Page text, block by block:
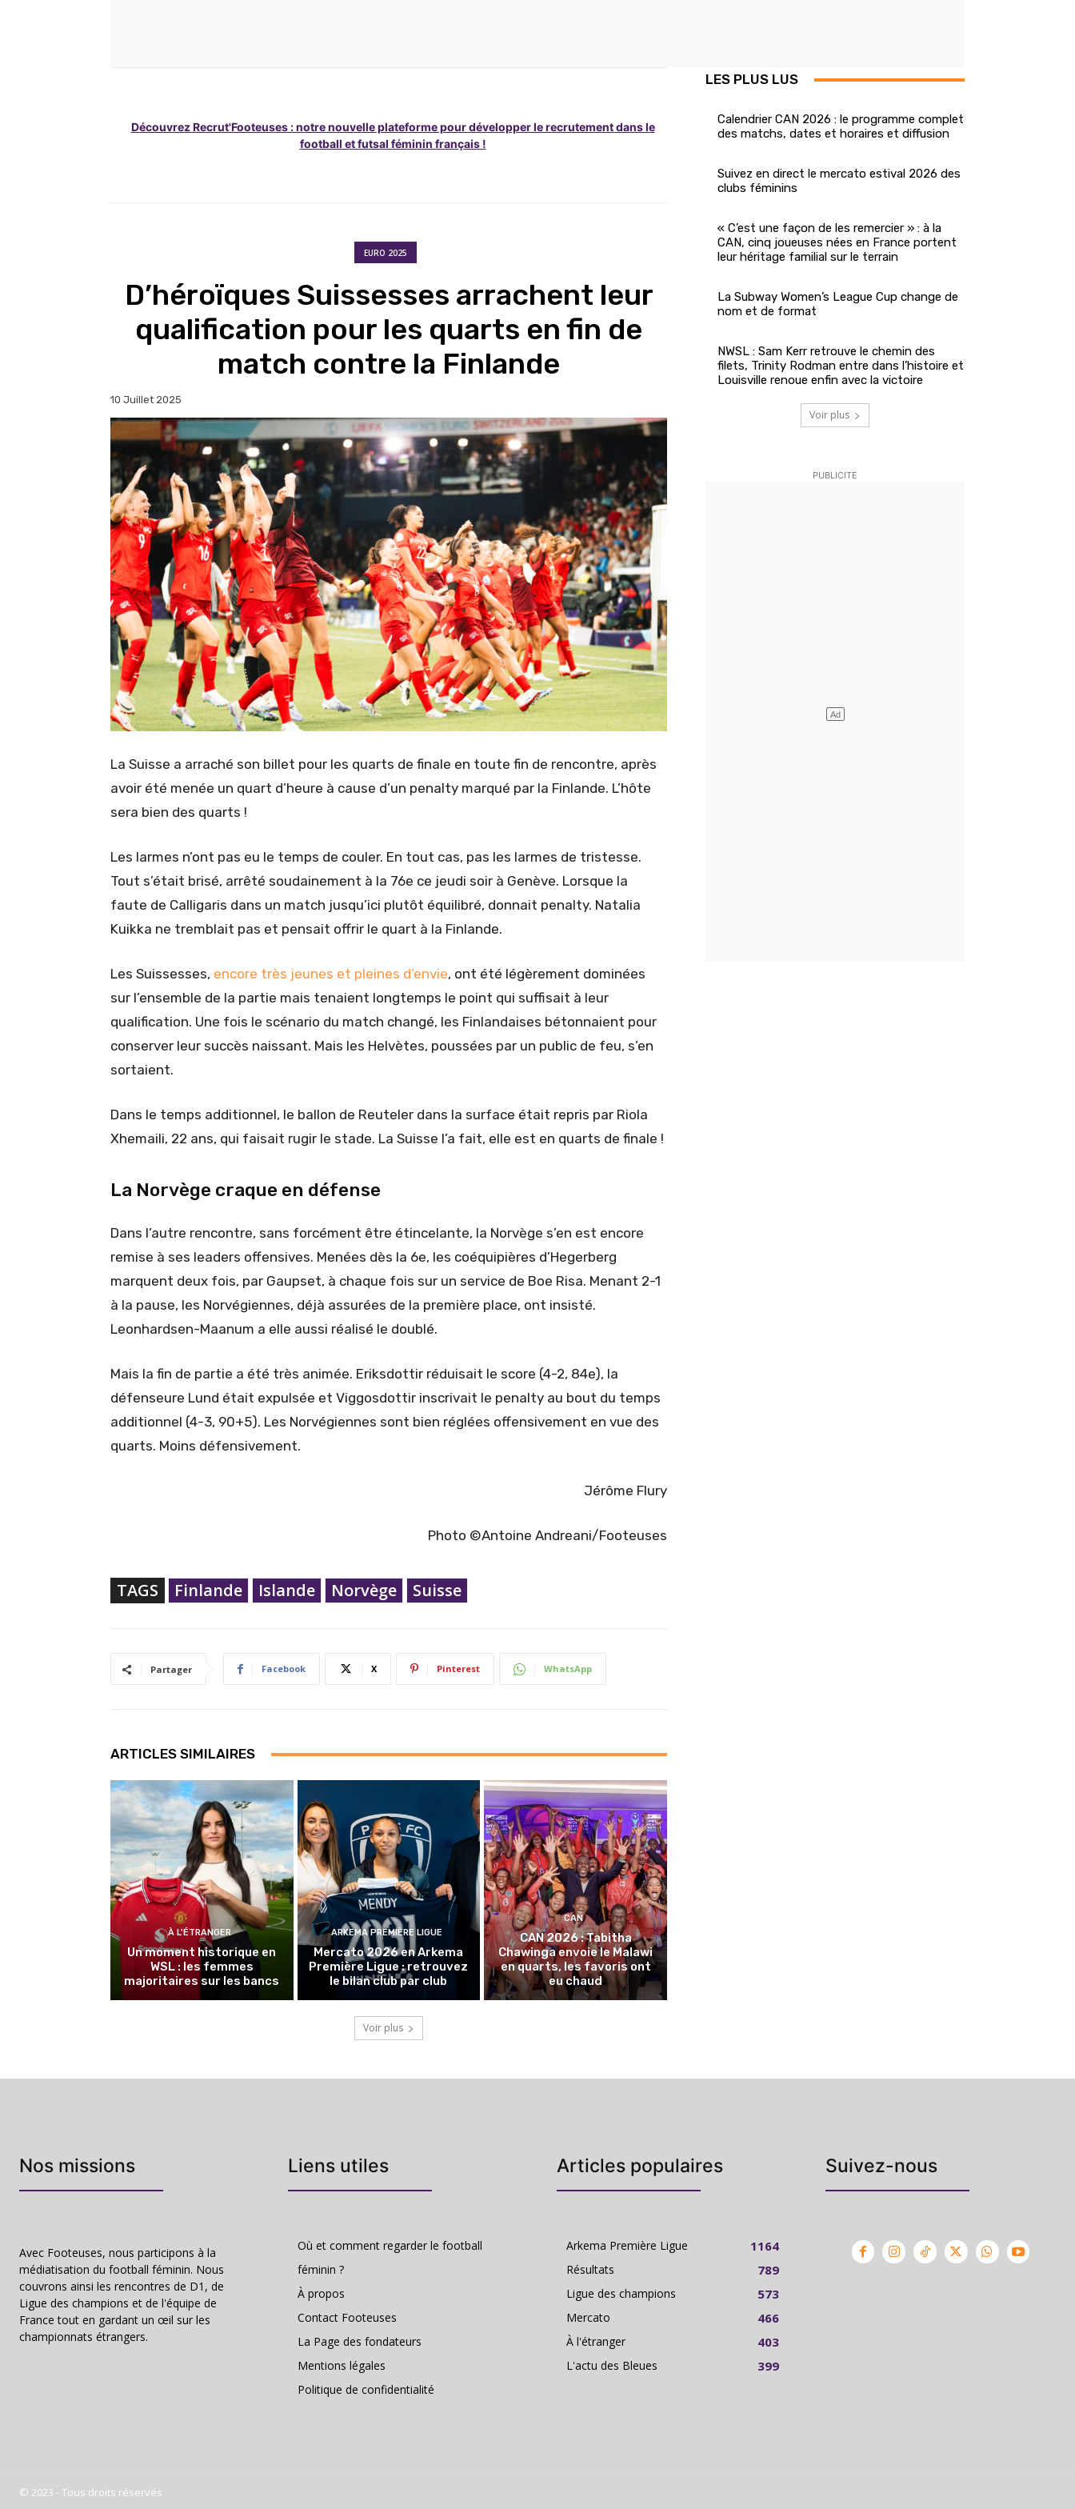
Découvrez Recrut'Footeuses : notre nouvelle plateforme pour développer le recrutement dans le
football et futsal féminin français !
EURO 2025
D’héroïques Suissesses arrachent leur
qualification pour les quarts en fin de
match contre la Finlande
10 Juillet 2025
La Suisse a arraché son billet pour les quarts de finale en toute fin de rencontre, après
avoir été menée un quart d’heure à cause d’un penalty marqué par la Finlande. L’hôte
sera bien des quarts !
Les larmes n’ont pas eu le temps de couler. En tout cas, pas les larmes de tristesse.
Tout s’était brisé, arrêté soudainement à la 76e ce jeudi soir à Genève. Lorsque la
faute de Calligaris dans un match jusqu’ici plutôt équilibré, donnait penalty. Natalia
Kuikka ne tremblait pas et pensait offrir le quart à la Finlande.
Les Suissesses, encore très jeunes et pleines d’envie, ont été légèrement dominées
sur l’ensemble de la partie mais tenaient longtemps le point qui suffisait à leur
qualification. Une fois le scénario du match changé, les Finlandaises bétonnaient pour
conserver leur succès naissant. Mais les Helvètes, poussées par un public de feu, s’en
sortaient.
Dans le temps additionnel, le ballon de Reuteler dans la surface était repris par Riola
Xhemaili, 22 ans, qui faisait rugir le stade. La Suisse l’a fait, elle est en quarts de finale !
La Norvège craque en défense
Dans l’autre rencontre, sans forcément être étincelante, la Norvège s’en est encore
remise à ses leaders offensives. Menées dès la 6e, les coéquipières d’Hegerberg
marquent deux fois, par Gaupset, à chaque fois sur un service de Boe Risa. Menant 2-1
à la pause, les Norvégiennes, déjà assurées de la première place, ont insisté.
Leonhardsen-Maanum a elle aussi réalisé le doublé.
Mais la fin de partie a été très animée. Eriksdottir réduisait le score (4-2, 84e), la
défenseure Lund était expulsée et Viggosdottir inscrivait le penalty au bout du temps
additionnel (4-3, 90+5). Les Norvégiennes sont bien réglées offensivement en vue des
quarts. Moins défensivement.
Jérôme Flury
Photo ©Antoine Andreani/Footeuses
TAGS Finlande Islande Norvège Suisse
Partager Facebook X Pinterest WhatsApp
ARTICLES SIMILAIRES
À L'ÉTRANGER
Un moment historique en
WSL : les femmes
majoritaires sur les bancs
ARKEMA PREMIÈRE LIGUE
Mercato 2026 en Arkema
Première Ligue : retrouvez
le bilan club par club
CAN
CAN 2026 : Tabitha
Chawinga envoie le Malawi
en quarts, les favoris ont
eu chaud
Voir plus
LES PLUS LUS
Calendrier CAN 2026 : le programme complet
des matchs, dates et horaires et diffusion
Suivez en direct le mercato estival 2026 des
clubs féminins
« C’est une façon de les remercier » : à la
CAN, cinq joueuses nées en France portent
leur héritage familial sur le terrain
La Subway Women’s League Cup change de
nom et de format
NWSL : Sam Kerr retrouve le chemin des
filets, Trinity Rodman entre dans l’histoire et
Louisville renoue enfin avec la victoire
Voir plus
Nos missions
Avec Footeuses, nous participons à la
médiatisation du football féminin. Nous
couvrons ainsi les rencontres de D1, de
Ligue des champions et de l'équipe de
France tout en gardant un œil sur les
championnats étrangers.
Liens utiles
Où et comment regarder le football
féminin ?
À propos
Contact Footeuses
La Page des fondateurs
Mentions légales
Politique de confidentialité
Articles populaires
Arkema Première Ligue 1164
Résultats 789
Ligue des champions 573
Mercato 466
À l'étranger 403
L'actu des Bleues 399
Suivez-nous
© 2023 - Tous droits réservés